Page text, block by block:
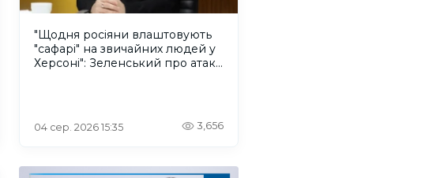
"Щодня росіяни влаштовують
"сафарі" на звичайних людей у
Херсоні": Зеленський про атаку
04 сер. 2026 15:35 3,656